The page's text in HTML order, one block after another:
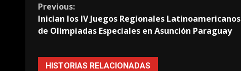
Continue
Reading
Previous:
Inician los IV Juegos Regionales Latinoamericanos
de Olimpiadas Especiales en Asunción Paraguay
HISTORIAS RELACIONADAS